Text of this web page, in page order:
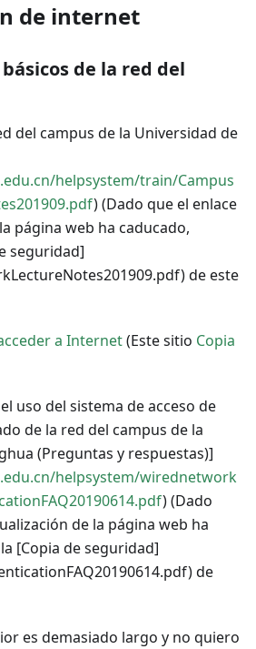
de internet
de la red del
del campus de la Universidad de
helpsystem/train/Campus
) (Dado que el enlace
página web ha caducado,
seguridad]
de este
a Internet(Este sitio Copia
uso del sistema de acceso de
de la red del campus de la
(Preguntas y respuestas)]
helpsystem/wirednetwork
) (Dado
de la página web ha
[Copia de seguridad]
de
es demasiado largo y no quiero